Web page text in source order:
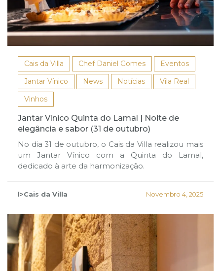
Cais da Villa Chef Daniel Gomes
Eventos
Jantar Vínico
News Notícias
Vila Real
Vinhos
Jantar Vínico Quinta do Lamal | Noite de
elegância e sabor (31 de outubro)
No dia 31 de outubro, o Cais da Villa realizou mais
um Jantar Vínico com a Quinta do Lamal,
dedicado à arte da harmonização.
l>Cais da Villa Novembro 4, 2025